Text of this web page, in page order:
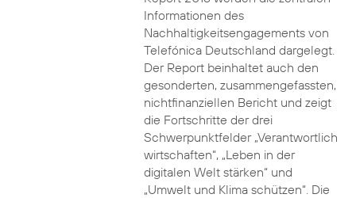
Informationen des
Nachhaltigkeitsengagements von
Telefónica Deutschland dargelegt.
Der Report beinhaltet auch den
gesonderten, zusammengefassten,
nichtfinanziellen Bericht und zeigt
die Fortschritte der drei
Schwerpunktfelder „Verantwortlich
wirtschaften“, „Leben in der
digitalen Welt stärken“ und
„Umwelt und Klima schützen“. Die